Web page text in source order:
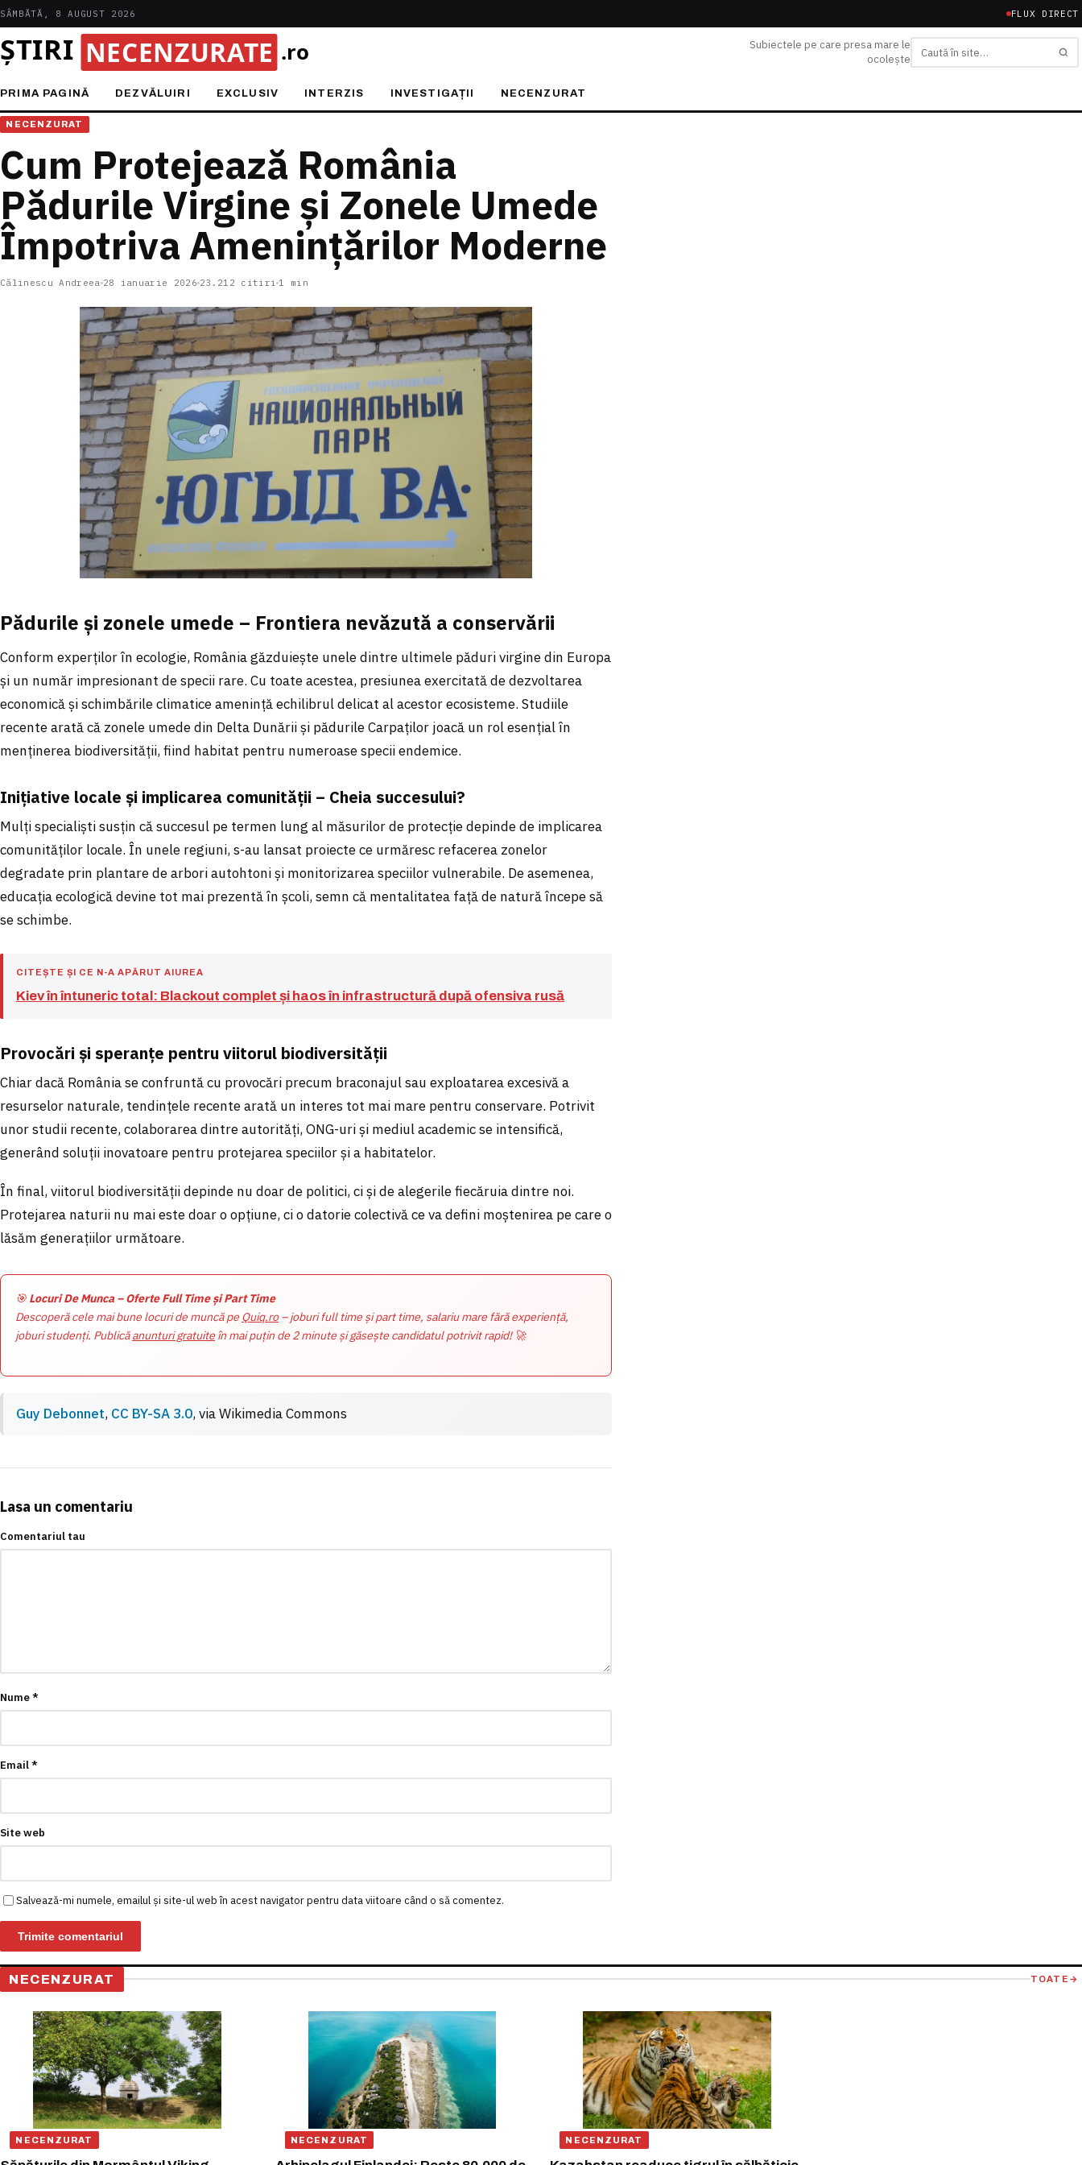
SÂMBĂTĂ, 8 AUGUST 2026 FLUX DIRECT
Subiectele pe care presa mare le
ocolește
Caută
PRIMA PAGINĂ DEZVĂLUIRI EXCLUSIV INTERZIS INVESTIGAȚII NECENZURAT
NECENZURAT
Cum Protejează România
Pădurile Virgine și Zonele Umede
Împotriva Amenințărilor Moderne
Călinescu Andreea 28 ianuarie 2026 23.212 citiri 1 min
Pădurile și zonele umede – Frontiera nevăzută a conservării
Conform experților în ecologie, România găzduiește unele dintre ultimele păduri virgine din Europa
și un număr impresionant de specii rare. Cu toate acestea, presiunea exercitată de dezvoltarea
economică și schimbările climatice amenință echilibrul delicat al acestor ecosisteme. Studiile
recente arată că zonele umede din Delta Dunării și pădurile Carpaților joacă un rol esențial în
menținerea biodiversității, fiind habitat pentru numeroase specii endemice.
Inițiative locale și implicarea comunității – Cheia succesului?
Mulți specialiști susțin că succesul pe termen lung al măsurilor de protecție depinde de implicarea
comunităților locale. În unele regiuni, s-au lansat proiecte ce urmăresc refacerea zonelor
degradate prin plantare de arbori autohtoni și monitorizarea speciilor vulnerabile. De asemenea,
educația ecologică devine tot mai prezentă în școli, semn că mentalitatea față de natură începe să
se schimbe.
CITEȘTE ȘI CE N-A APĂRUT AIUREA
Kiev în întuneric total: Blackout complet și haos în infrastructură după ofensiva rusă
Provocări și speranțe pentru viitorul biodiversității
Chiar dacă România se confruntă cu provocări precum braconajul sau exploatarea excesivă a
resurselor naturale, tendințele recente arată un interes tot mai mare pentru conservare. Potrivit
unor studii recente, colaborarea dintre autorități, ONG-uri și mediul academic se intensifică,
generând soluții inovatoare pentru protejarea speciilor și a habitatelor.
În final, viitorul biodiversității depinde nu doar de politici, ci și de alegerile fiecăruia dintre noi.
Protejarea naturii nu mai este doar o opțiune, ci o datorie colectivă ce va defini moștenirea pe care o
lăsăm generațiilor următoare.
🎯 Locuri De Munca – Oferte Full Time și Part Time
Descoperă cele mai bune locuri de muncă pe Quiq.ro– joburi full time și part time, salariu mare fără experiență,
joburi studenți. Publicăanunturi gratuite în mai puțin de 2 minute și găsește candidatul potrivit rapid! 🚀
Guy Debonnet, CC BY-SA 3.0, viaWikimedia Commons
Lasa un comentariu
Comentariul tau
Nume*
Email*
Site web
Salvează-mi numele, emailul și site-ul web în acest navigator pentru data viitoare când o să comentez.
NECENZURAT TOATE →
NECENZURAT NECENZURAT NECENZURAT